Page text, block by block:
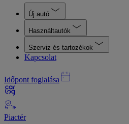
Új autó
Használtautók
Szerviz és tartozékok
Kapcsolat
Időpont foglalása
Piactér